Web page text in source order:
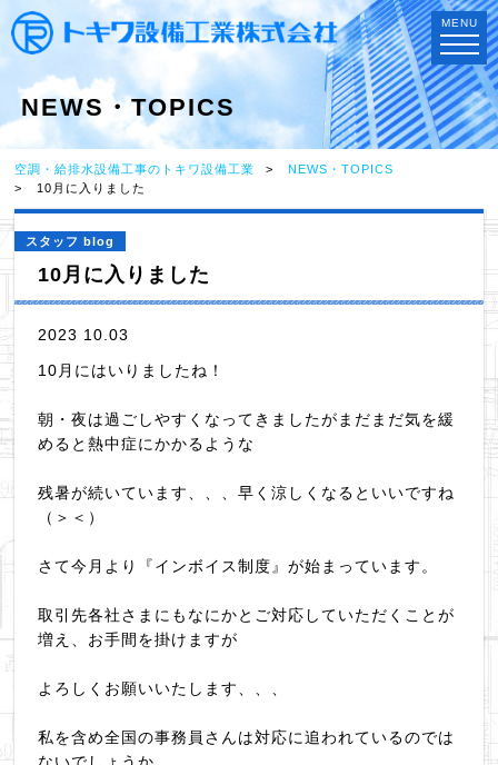
MENU
NEWS・TOPICS
空調・給排水設備工事のトキワ設備工業
NEWS・TOPICS
10月に入りました
スタッフ blog
10月に入りました
2023 10.03
10月にはいりましたね！
朝・夜は過ごしやすくなってきましたがまだまだ気を緩
めると熱中症にかかるような
残暑が続いています、、、早く涼しくなるといいですね
（＞＜）
さて今月より『インボイス制度』が始まっています。
取引先各社さまにもなにかとご対応していただくことが
増え、お手間を掛けますが
よろしくお願いいたします、、、
私を含め全国の事務員さんは対応に追われているのでは
ないでしょうか。